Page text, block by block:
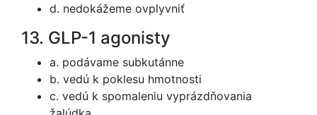
d. nedokážeme ovplyvniť
13. GLP-1 agonisty
a. podávame subkutánne
b. vedú k poklesu hmotnosti
c. vedú k spomaleniu vyprázdňovania